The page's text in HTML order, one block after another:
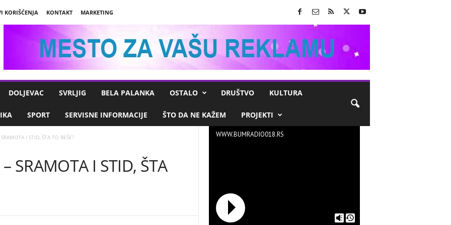
KORIŠĆENJA KONTAKT
MARKETING
DOLJEVAC SVRLJIG BELA PALANKA OSTALO DRUŠTVO KULTURA
SPORT SERVISNE INFORMACIJE ŠTO DA NE KAŽEM PROJEKTI
I STID, ŠTA TO BEŠE?
SRAMOTA I STID, ŠTA
WWW.BUMRADIO018.RS